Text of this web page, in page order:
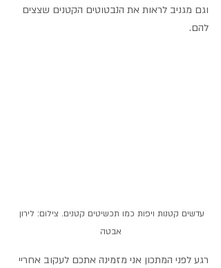
וגם מגניב לראות את הנבטוטים הקטנים שצצים
להם.
עדשים קטנות ויפות כמו תכשיטים קטנים. צילום: לירון
אבטה
רגע לפני המתכון אני מזמינה אתכם לעקוב אחריי